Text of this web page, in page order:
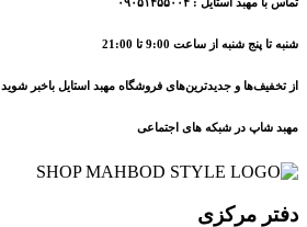
شنبه تا پنج شنبه از ساعت 9:00 تا 21:00
از تخفیف‌ها و جدیدترین‌های فروشگاه مهبد استایل باخبر شوید
مهبد شاپ در شبکه های اجتماعی
دفتر مرکزی